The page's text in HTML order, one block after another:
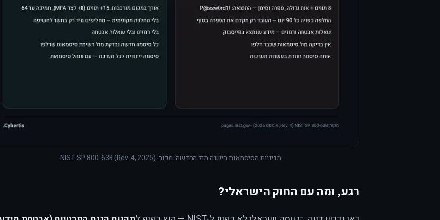
מדיניות הסיסמאות הישנה מול החדשה. מקור: NIST SP 800-63B (Rev. 4, 2025)
רגע, ומה עם החוק הישראלי?